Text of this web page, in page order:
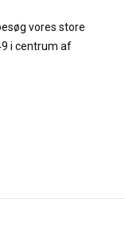
vores store
i centrum af